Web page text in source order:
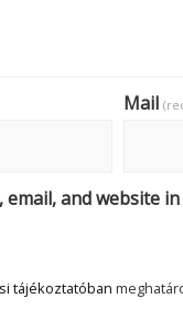
Mail
email, and website
tájékoztatóban